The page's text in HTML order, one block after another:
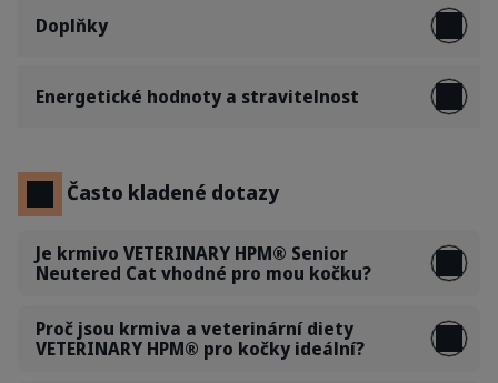
Doplňky
Energetické hodnoty a stravitelnost
Často kladené dotazy
Je krmivo VETERINARY HPM® Senior
Neutered Cat vhodné pro mou kočku?
Proč jsou krmiva a veterinární diety
VETERINARY HPM® pro kočky ideální?